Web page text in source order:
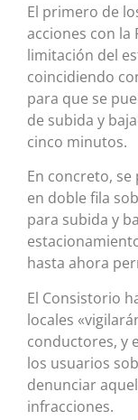
El primero de
acciones con la
limitación del
coincidiendo
para que se
de subida y
cinco minutos.
En concreto,
en doble fila
para subida y
hasta ahora
El Consistorio
locales
conductores, y
los usuarios
denunciar
infracciones.